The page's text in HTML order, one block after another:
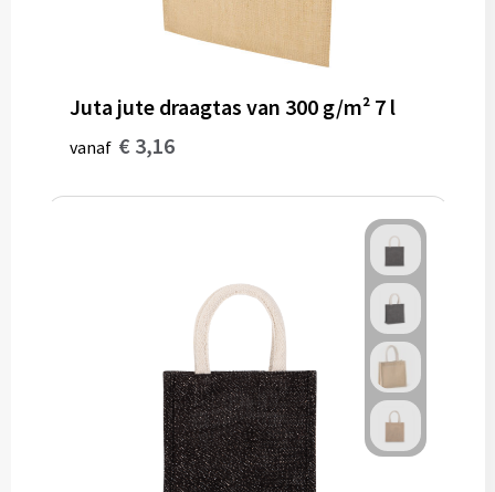
Juta jute draagtas van 300 g/m² 7 l
vanaf € 3,16